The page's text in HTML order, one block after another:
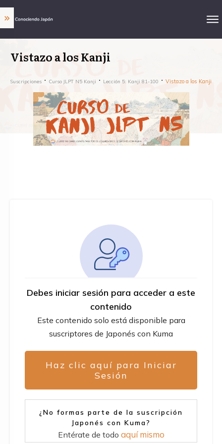
Vistazo a los Kanji
Suscripciones Curso JLPT N5 Kanji Lección 5: Kanji 81-100 Vistazo a los Kanji
Debes iniciar sesión para acceder a este
contenido
Este contenido solo está disponible para
suscriptores de Japonés con Kuma
Haz clic aquí para Iniciar
Sesión
¿No formas parte de la suscripción
Japonés con Kuma?
Entérate de todo aquí mismo